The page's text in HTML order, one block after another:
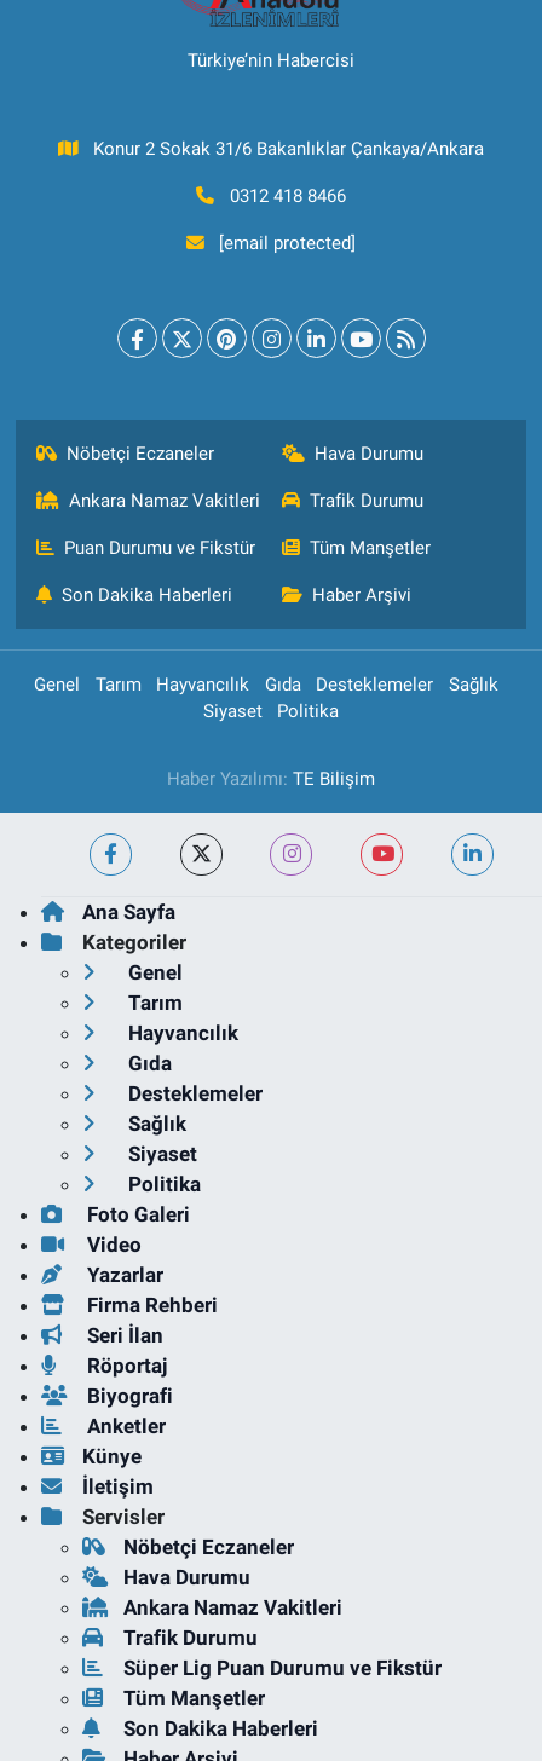
Türkiye’nin Habercisi
Konur 2 Sokak 31/6 Bakanlıklar Çankaya/Ankara
0312 418 8466
[email protected]
Nöbetçi Eczaneler Hava Durumu
Ankara Namaz Vakitleri Trafik Durumu
Puan Durumu ve Fikstür Tüm Manşetler
Son Dakika Haberleri Haber Arşivi
Genel Tarım Hayvancılık Gıda Desteklemeler
Sağlık
Siyaset
Politika
Haber Yazılımı: TE Bilişim
Ana Sayfa
Kategoriler
Genel
Tarım
Hayvancılık
Gıda
Desteklemeler
Sağlık
Siyaset
Politika
Foto Galeri
Video
Yazarlar
Firma Rehberi
Seri İlan
Röportaj
Biyografi
Anketler
Künye
İletişim
Servisler
Nöbetçi Eczaneler
Hava Durumu
Ankara Namaz Vakitleri
Trafik Durumu
Süper Lig Puan Durumu ve Fikstür
Tüm Manşetler
Son Dakika Haberleri